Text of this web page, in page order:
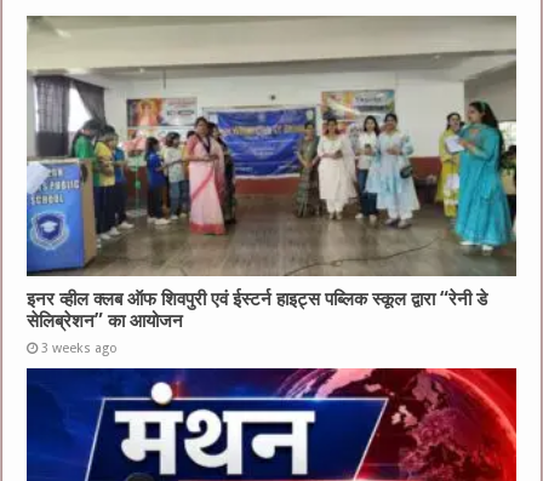
इनर व्हील क्लब ऑफ शिवपुरी एवं ईस्टर्न हाइट्स पब्लिक स्कूल द्वारा “रेनी डे
सेलिब्रेशन” का आयोजन
3 weeks ago